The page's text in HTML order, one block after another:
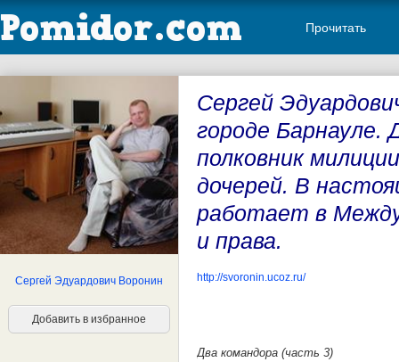
Прочитать
Сергей Эдуардович Воронин
Добавить в избранное
Сергей
городе Барнауле.
полковник
дочерей. В
работает в
и права.
http://svoronin.ucoz.ru/
Два командора (часть 3)